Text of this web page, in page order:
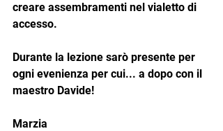
creare assembramenti nel vialetto di
accesso.
Durante la lezione sarò presente per
ogni evenienza per cui... a dopo con il
maestro Davide!
Marzia